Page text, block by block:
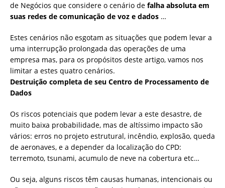
de Negócios que considere o cenário de falha absoluta em
suas redes de comunicação de voz e dados …
Estes cenários não esgotam as situações que podem levar a
uma interrupção prolongada das operações de uma
empresa mas, para os propósitos deste artigo, vamos nos
limitar a estes quatro cenários.
Destruição completa de seu Centro de Processamento de
Dados
Os riscos potenciais que podem levar a este desastre, de
muito baixa probabilidade, mas de altíssimo impacto são
vários: erros no projeto estrutural, incêndio, explosão, queda
de aeronaves, e a depender da localização do CPD:
terremoto, tsunami, acumulo de neve na cobertura etc…
Ou seja, alguns riscos têm causas humanas, intencionais ou